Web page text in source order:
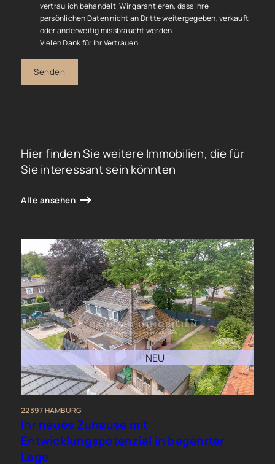
vertraulich behandelt. Wir garantieren, dass Ihre
persönlichen Daten nicht an Dritte weitergegeben, verkauft
oder anderweitig missbraucht werden.
Vielen Dank für Ihr Vertrauen.
Senden
Hier finden Sie weitere Immobilien, die für
Sie interessant sein könnten
Alle ansehen
NEU
22397 HAMBURG
Ihr neues Zuhause mit
Entwicklungspotenzial in begehrter
Lage